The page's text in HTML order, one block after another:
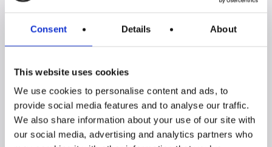
Consent Details About
This website uses cookies
We use cookies to personalise content and ads, to
provide social media features and to analyse our traffic.
We also share information about your use of our site with
our social media, advertising and analytics partners who
Prodotti della collezione BLOOM: